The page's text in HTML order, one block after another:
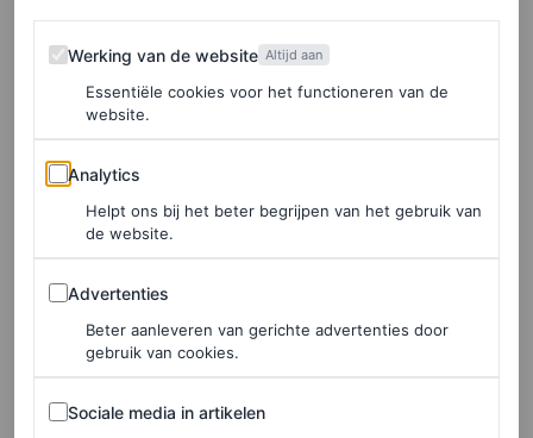
Werking van de website
Werking van de website Altijd aan
Essentiële cookies voor het functioneren van de
website.
Analytics
Analytics
Helpt ons bij het beter begrijpen van het gebruik van
de website.
Advertenties
Advertenties
Beter aanleveren van gerichte advertenties door
gebruik van cookies.
Sociale media in artikelen
Sociale media in artikelen